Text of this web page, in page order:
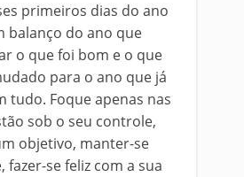
primeiros dias do ano
balanço do ano que
o que foi bom e o que
para o ano que já
tudo. Foque apenas nas
sob o seu controle,
objetivo, manter-se
fazer-se feliz com a sua